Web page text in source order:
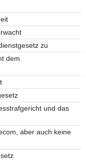
zu
dem
und das
aber auch keine